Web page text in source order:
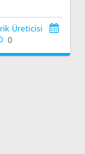
Üreticisi
0